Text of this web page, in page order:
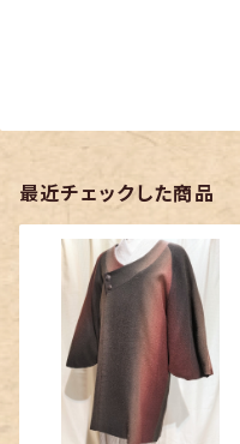
最近チェックした商品